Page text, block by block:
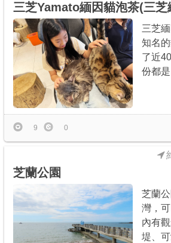
三芝Yamato緬因貓泡茶(三芝
三芝
知名
了近
份都是
9 0
芝蘭公園
芝蘭
灣，
內有
堤、